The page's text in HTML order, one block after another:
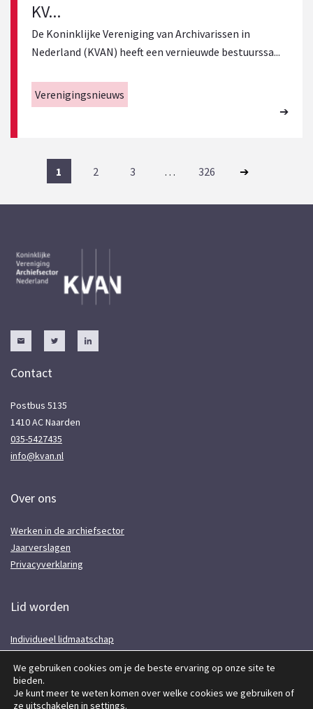
KV...
De Koninklijke Vereniging van Archivarissen in
Nederland (KVAN) heeft een vernieuwde bestuurssa...
Verenigingsnieuws
1 2 3 … 326
Contact
Postbus 5135
1410 AC Naarden
035-5427435
info@kvan.nl
Over ons
Werken in de archiefsector
Jaarverslagen
Privacyverklaring
Lid worden
Individueel lidmaatschap
Lidmaatschap opzeggen
Aanmelden nieuwsbrief
We gebruiken cookies om je de beste ervaring op onze site te
bieden.
Je kunt meer te weten komen over welke cookies we gebruiken of
ze uitschakelen in settings.